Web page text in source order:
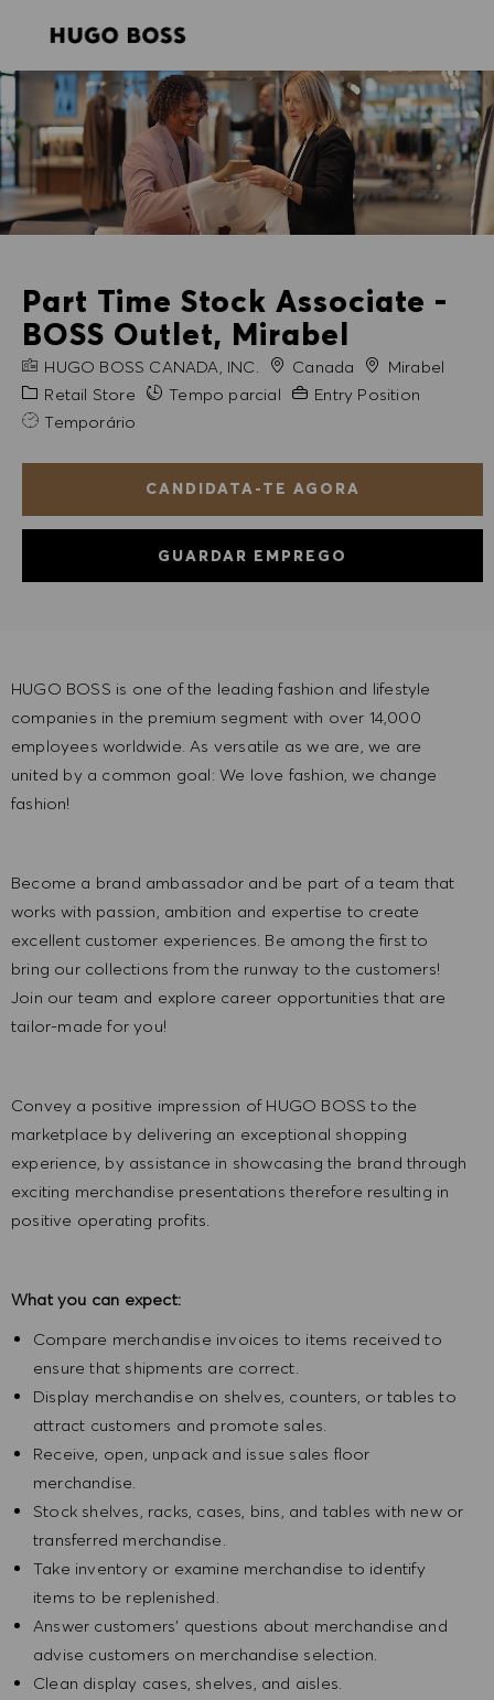
Part Time Stock Associate -
BOSS Outlet, Mirabel
NOME DA EMPRESA
HUGO BOSS CANADA, INC. Canada Cidade
Mirabel
Categoria
Retail Store Tempo parcial Experiência exigida
Entry Position
Temporário
CANDIDATA-TE AGORA
GUARDAR EMPREGO
HUGO BOSS is one of the leading fashion and lifestyle
companies in the premium segment with over 14,000
employees worldwide. As versatile as we are, we are
united by a common goal: We love fashion, we change
fashion!
Become a brand ambassador and be part of a team that
works with passion, ambition and expertise to create
excellent customer experiences. Be among the first to
bring our collections from the runway to the customers!
Join our team and explore career opportunities that are
tailor-made for you!
Convey a positive impression of HUGO BOSS to the
marketplace by delivering an exceptional shopping
experience, by assistance in showcasing the brand through
exciting merchandise presentations therefore resulting in
positive operating profits.
What you can expect:
Compare merchandise invoices to items received to
ensure that shipments are correct.
Display merchandise on shelves, counters, or tables to
attract customers and promote sales.
Receive, open, unpack and issue sales floor
merchandise.
Stock shelves, racks, cases, bins, and tables with new or
transferred merchandise.
Take inventory or examine merchandise to identify
items to be replenished.
Answer customers' questions about merchandise and
advise customers on merchandise selection.
Clean display cases, shelves, and aisles.